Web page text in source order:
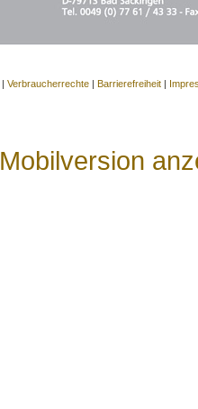
| Verbraucherrechte | Barrierefreiheit |
Mobilversion